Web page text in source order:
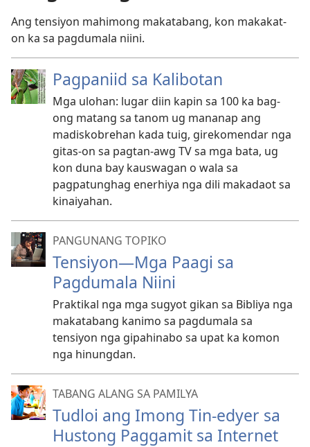
Ang tensiyon mahimong makatabang, kon makakat-
on ka sa pagdumala niini.
Pagpaniid sa Kalibotan
Mga ulohan: lugar diin kapin sa 100 ka bag-
ong matang sa tanom ug mananap ang
madiskobrehan kada tuig, girekomendar nga
gitas-on sa pagtan-awg TV sa mga bata, ug
kon duna bay kauswagan o wala sa
pagpatunghag enerhiya nga dili makadaot sa
kinaiyahan.
PANGUNANG TOPIKO
Tensiyon—Mga Paagi sa
Pagdumala Niini
Praktikal nga mga sugyot gikan sa Bibliya nga
makatabang kanimo sa pagdumala sa
tensiyon nga gipahinabo sa upat ka komon
nga hinungdan.
TABANG ALANG SA PAMILYA
Tudloi ang Imong Tin-edyer sa
Hustong Paggamit sa Internet